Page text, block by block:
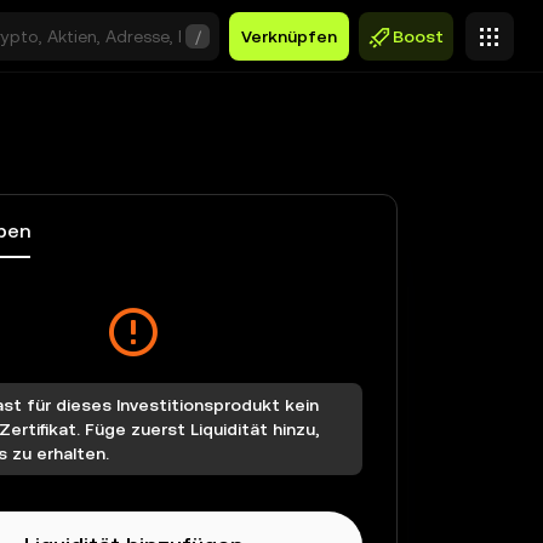
/ Verknüpfen Boost
für dieses Investitionsprodukt kein
Füge zuerst Liquidität hinzu,
zu erhalten.